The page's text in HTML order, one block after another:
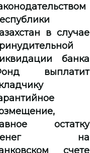
в случае
банка
выплатит
остатку
на
счете